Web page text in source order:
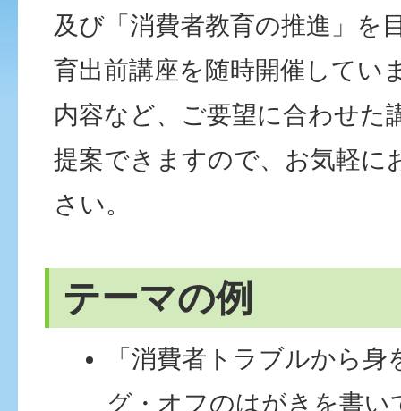
及び「消費者教育の推進」を
育出前講座を随時開催してい
内容など、ご要望に合わせた
提案できますので、お気軽に
さい。
テーマの例
「消費者トラブルから
グ・オフのはがきを書い